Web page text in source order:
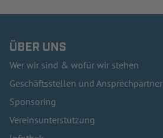
ÜBER UNS
Wer wir sind & wofür wir stehen
Geschäftsstellen und Ansprechpartner
Sponsoring
Vereinsunterstützung